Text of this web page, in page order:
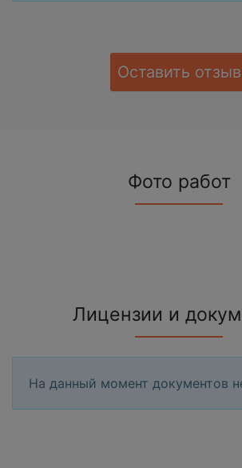
Оставить отзыв
Фото работ
Лицензии и
На данный момент документов